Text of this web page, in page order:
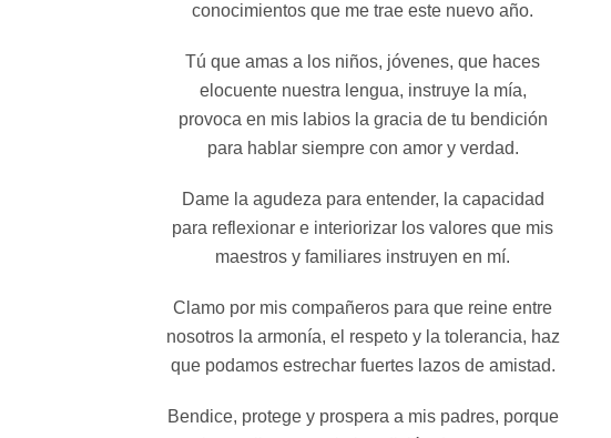
conocimientos que me trae este nuevo año.
Tú que amas a los niños, jóvenes, que haces
elocuente nuestra lengua, instruye la mía,
provoca en mis labios la gracia de tu bendición
para hablar siempre con amor y verdad.
Dame la agudeza para entender, la capacidad
para reflexionar e interiorizar los valores que mis
maestros y familiares instruyen en mí.
Clamo por mis compañeros para que reine entre
nosotros la armonía, el respeto y la tolerancia, haz
que podamos estrechar fuertes lazos de amistad.
Bendice, protege y prospera a mis padres, porque